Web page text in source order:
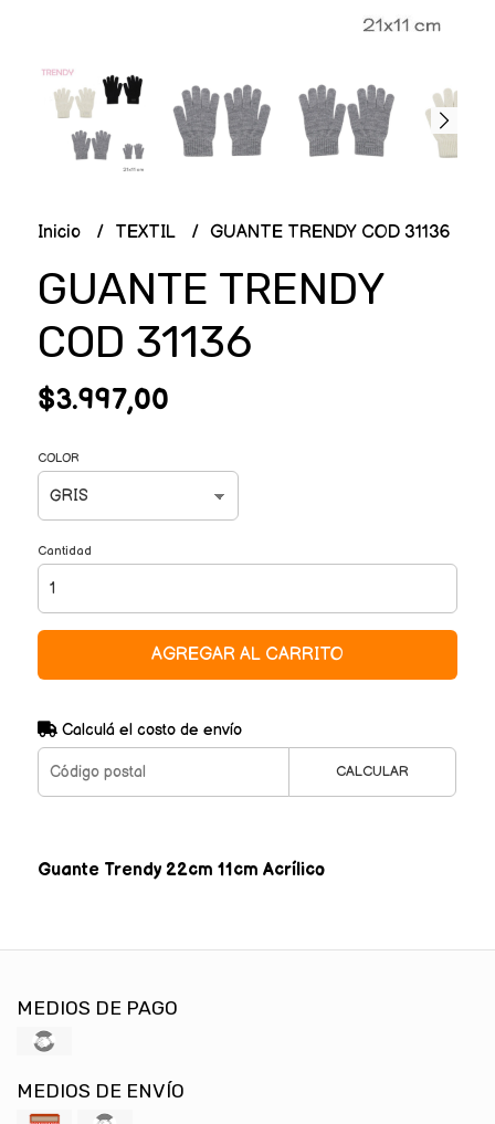
Inicio TEXTIL GUANTE TRENDY COD 31136
GUANTE TRENDY
COD 31136
$3.997,00
COLOR
Cantidad
AGREGAR AL CARRITO
Calculá el costo de envío
CALCULAR
Guante Trendy 22cm 11cm Acrílico
MEDIOS DE PAGO
MEDIOS DE ENVÍO